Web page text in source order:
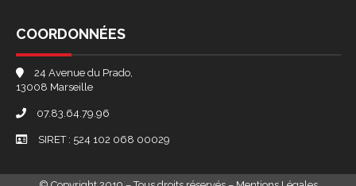
COORDONNÉES
24 Avenue du Prado,
13008 Marseille
07.83.64.79.96
SIRET : 524 102 068 00029